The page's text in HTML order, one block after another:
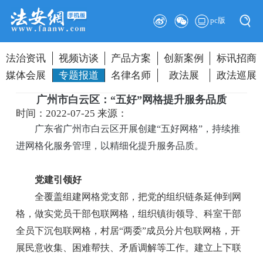
pc版
法治资讯 视频访谈 产品方案 创新案例
标讯招商
媒体会展
专题报道 名律名师 政法展 政法巡展
广州市白云区：“五好”网格提升服务品质
时间：2022-07-25来源：
广东省广州市白云区开展创建“五好网格”，持续推
进网格化服务管理，以精细化提升服务品质。
党建引领好
全覆盖组建网格党支部，把党的组织链条延伸到网
格，做实党员干部包联网格，组织镇街领导、科室干部
全员下沉包联网格，村居“两委”成员分片包联网格，开
展民意收集、困难帮扶、矛盾调解等工作。建立上下联